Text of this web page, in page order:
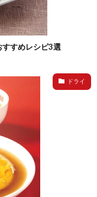
すめレシピ3選
ドライ